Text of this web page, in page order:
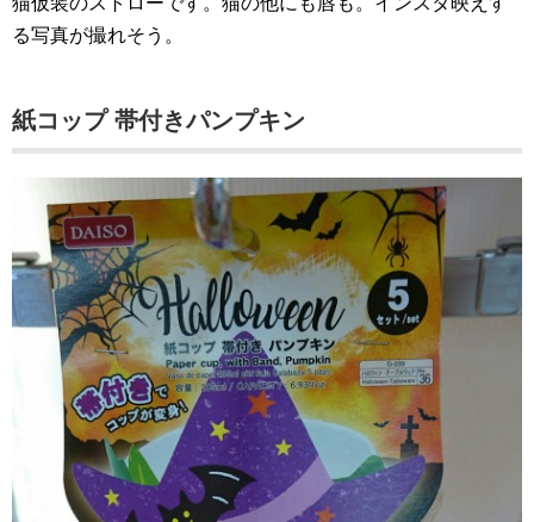
る写真が撮れそう。
紙コップ 帯付きパンプキン